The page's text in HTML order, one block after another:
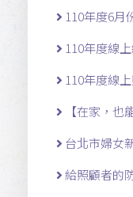
110年度6月
110年度線
110年度線
【在家，也
台北市婦女
給照顧者的